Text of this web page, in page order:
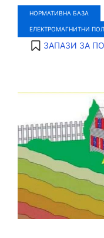
НОРМАТИВНА БАЗА
ЕЛЕКТРОМАГНИТНИ
ЗАПАЗИ ЗА